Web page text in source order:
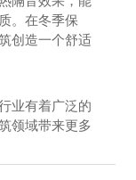
。在冬季保
创造一个舒适
业有着广泛的
领域带来更多